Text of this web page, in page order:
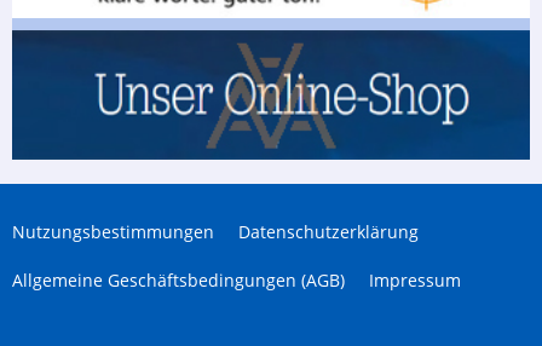
Nutzungsbestimmungen Datenschutzerklärung
Allgemeine Geschäftsbedingungen (AGB) Impressum